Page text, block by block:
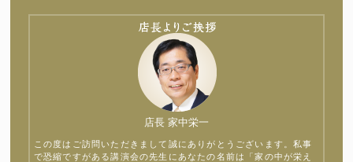
店長 家中栄一
この度はご訪問いただきまして誠にありがとうございます。私事
で恐縮ですがある講演会の先生にあなたの名前は「家の中が栄え